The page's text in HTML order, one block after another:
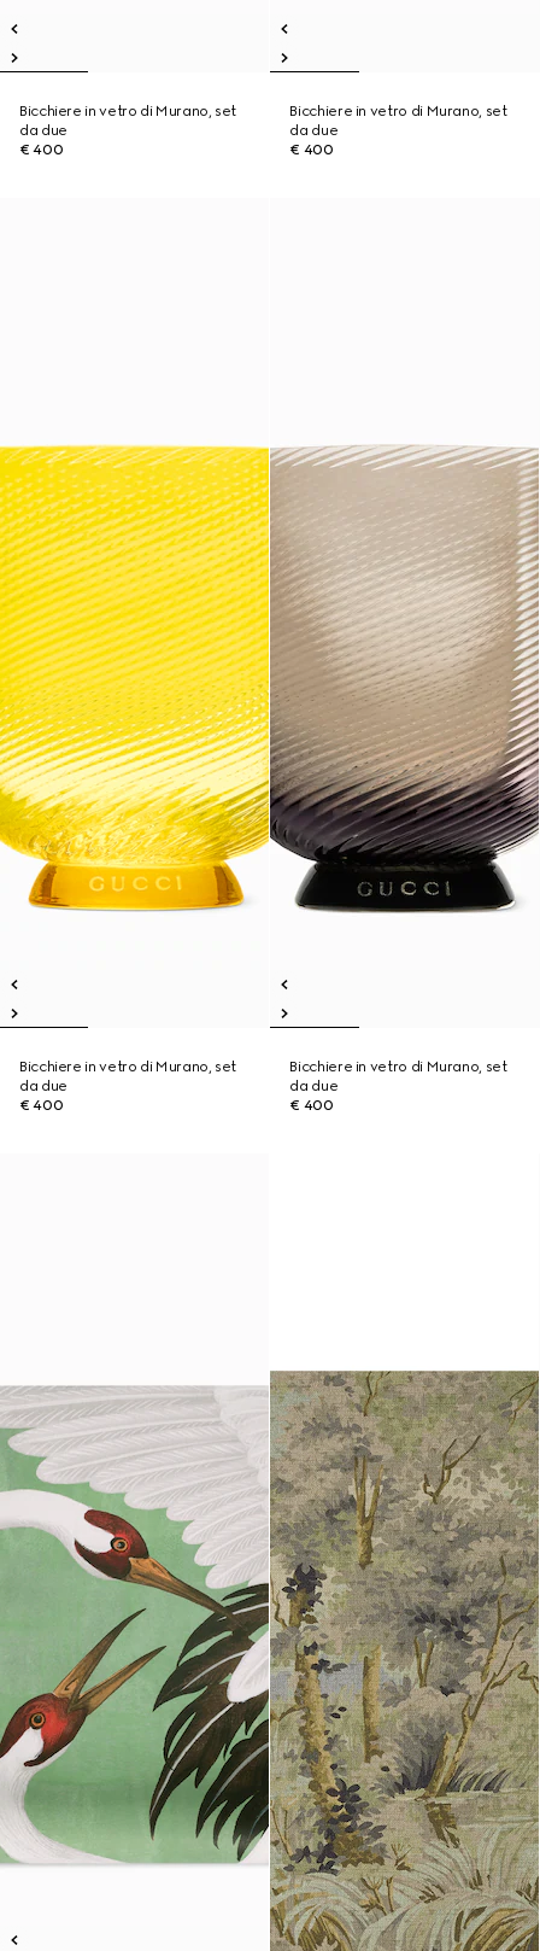
Bicchiere in vetro di Murano, set
da due
€ 400
Bicchiere in vetro di Murano, set
da due
€ 400
Bicchiere in vetro di Murano, set
da due
€ 400
Bicchiere in vetro di Murano, set
da due
€ 400